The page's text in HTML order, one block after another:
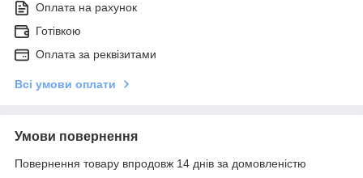
Оплата на рахунок
Готівкою
Оплата за реквізитами
Всі умови оплати
Умови повернення
Повернення товару впродовж 14 днів за домовленістю